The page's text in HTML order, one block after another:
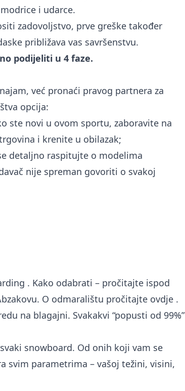
i udarce.
zadovoljstvo, prve greške također
približava vas savršenstvu.
podijeliti u 4 faze.
već pronaći pravog partnera za
opcija:
ste novi u ovom sportu, zaboravite na
i krenite u obilazak;
detaljno raspitujte o modelima
nije spreman govoriti o svakoj
. Kako odabrati – pročitajte ispod
O odmaralištu pročitajte ovdje.
na blagajni. Svakakvi “popusti od 99%”
svaki snowboard. Od onih koji vam se
svim parametrima – vašoj težini, visini,